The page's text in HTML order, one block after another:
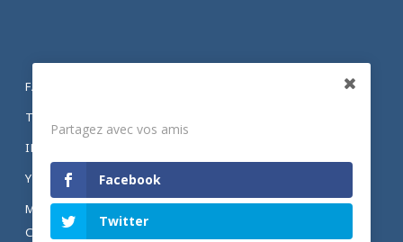
FACEBOOK
TWITTER
INSTAGRAM
YOUTUBE
MENTIONS LÉGALES ET POLITIQUE DE
CONFIDENTIALITÉ
Partagez avec vos amis
Facebook
Twitter